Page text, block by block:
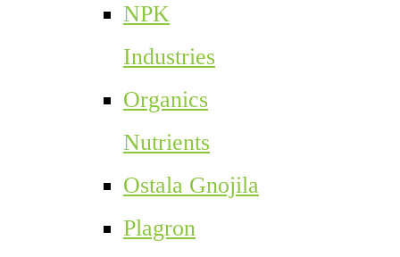
NPK
Industries
Organics
Nutrients
Ostala Gnojila
Plagron